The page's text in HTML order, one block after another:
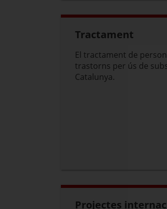
Tractament
El tractament de
trastorns per ús de
Catalunya.
Projectes